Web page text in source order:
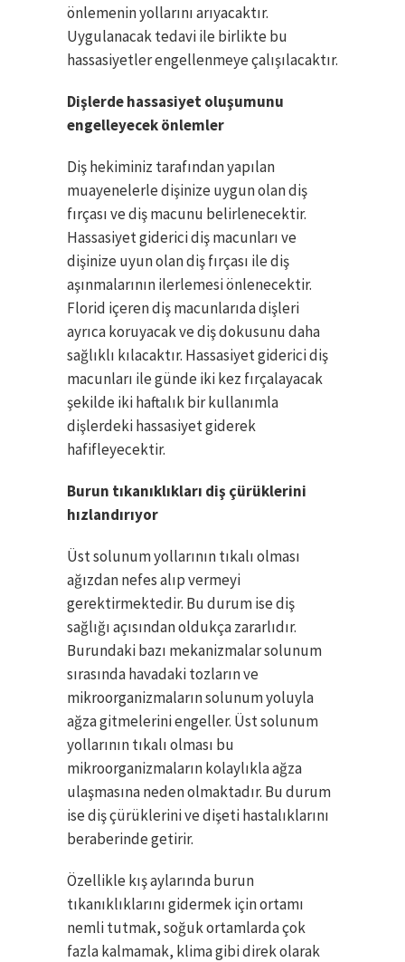
önlemenin yollarını arıyacaktır.
Uygulanacak tedavi ile birlikte bu
hassasiyetler engellenmeye çalışılacaktır.
Dişlerde hassasiyet oluşumunu
engelleyecek önlemler
Diş hekiminiz tarafından yapılan
muayenelerle dişinize uygun olan diş
fırçası ve diş macunu belirlenecektir.
Hassasiyet giderici diş macunları ve
dişinize uyun olan diş fırçası ile diş
aşınmalarının ilerlemesi önlenecektir.
Florid içeren diş macunlarıda dişleri
ayrıca koruyacak ve diş dokusunu daha
sağlıklı kılacaktır. Hassasiyet giderici diş
macunları ile günde iki kez fırçalayacak
şekilde iki haftalık bir kullanımla
dişlerdeki hassasiyet giderek
hafifleyecektir.
Burun tıkanıklıkları diş çürüklerini
hızlandırıyor
Üst solunum yollarının tıkalı olması
ağızdan nefes alıp vermeyi
gerektirmektedir. Bu durum ise diş
sağlığı açısından oldukça zararlıdır.
Burundaki bazı mekanizmalar solunum
sırasında havadaki tozların ve
mikroorganizmaların solunum yoluyla
ağza gitmelerini engeller. Üst solunum
yollarının tıkalı olması bu
mikroorganizmaların kolaylıkla ağza
ulaşmasına neden olmaktadır. Bu durum
ise diş çürüklerini ve dişeti hastalıklarını
beraberinde getirir.
Özellikle kış aylarında burun
tıkanıklıklarını gidermek için ortamı
nemli tutmak, soğuk ortamlarda çok
fazla kalmamak, klima gibi direk olarak